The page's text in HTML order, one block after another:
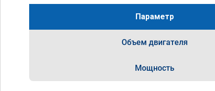
Параметр
Объем двигателя
Мощность